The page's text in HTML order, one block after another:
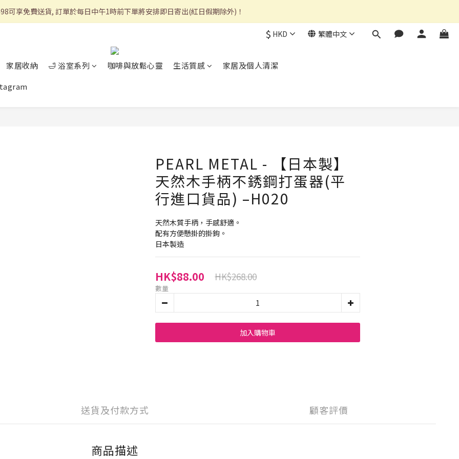
可享免費送貨, 訂單於每日中午1時前下單將安排即日寄出(紅日假期除外)！
$ HKD 繁體中文
家居收納 🛁 浴室系列 咖啡與放鬆心靈 生活質感
家居及個人清潔
PEARL METAL - 【日本製】
天然木手柄不銹鋼打蛋器(平
行進口貨品) –H020
天然木質手柄，手感舒適。
配有方便懸掛的掛鉤。
日本製造
HK$88.00 HK$268.00
數量
加入購物車
送貨及付款方式 顧客評價
商品描述